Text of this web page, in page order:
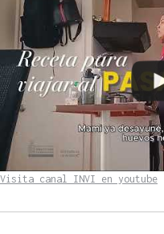
Visita canal INVI en youtube